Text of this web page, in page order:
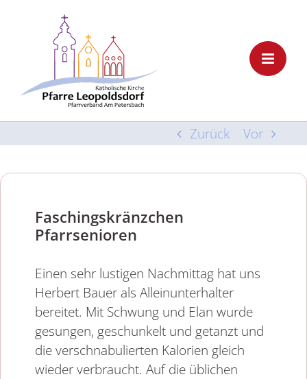
Zurück Vor
Faschingskränzchen
Pfarrsenioren
Einen sehr lustigen Nachmittag hat uns
Herbert Bauer als Alleinunterhalter
bereitet. Mit Schwung und Elan wurde
gesungen, geschunkelt und getanzt und
die verschnabulierten Kalorien gleich
wieder verbraucht. Auf die üblichen